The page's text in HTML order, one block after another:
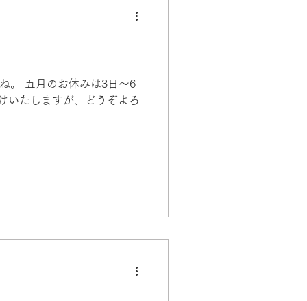
。 五月のお休みは3日～6
いたしますが、どうぞよろ